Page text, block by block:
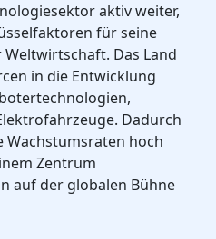
aktiv weiter,
für seine
Das Land
in die Entwicklung
Dadurch
Wachstumsraten hoch
Zentrum
auf der globalen Bühne